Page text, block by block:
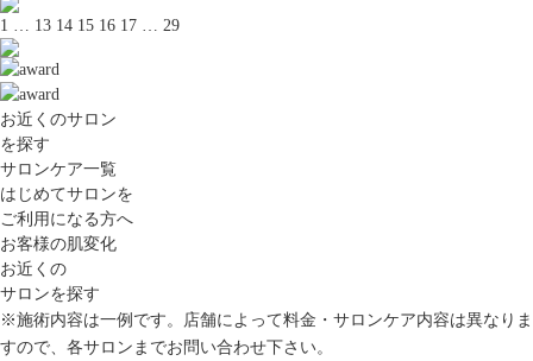
1 … 13 14 15 16 17 … 29
お近くのサロン
を探す
サロンケア一覧
はじめてサロンを
ご利用になる方へ
お客様の肌変化
お近くの
サロンを探す
※施術内容は一例です。店舗によって料金・サロンケア内容は異なりま
すので、各サロンまでお問い合わせ下さい。